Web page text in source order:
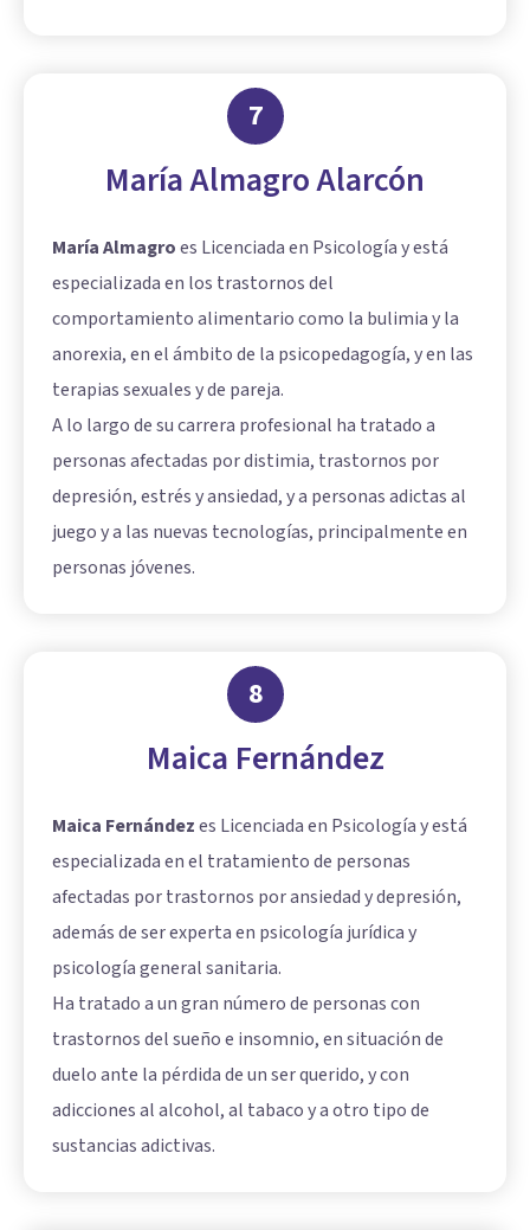
7
María Almagro Alarcón
María Almagroes Licenciada en Psicología y está
especializada en los trastornos del
comportamiento alimentario como la bulimia y la
anorexia, en el ámbito de la psicopedagogía, y en las
terapias sexuales y de pareja.
A lo largo de su carrera profesional ha tratado a
personas afectadas por distimia, trastornos por
depresión, estrés y ansiedad, y a personas adictas al
juego y a las nuevas tecnologías, principalmente en
personas jóvenes.
8
Maica Fernández
Maica Fernándezes Licenciada en Psicología y está
especializada en el tratamiento de personas
afectadas por trastornos por ansiedad y depresión,
además de ser experta en psicología jurídica y
psicología general sanitaria.
Ha tratado a un gran número de personas con
trastornos del sueño e insomnio, en situación de
duelo ante la pérdida de un ser querido, y con
adicciones al alcohol, al tabaco y a otro tipo de
sustancias adictivas.